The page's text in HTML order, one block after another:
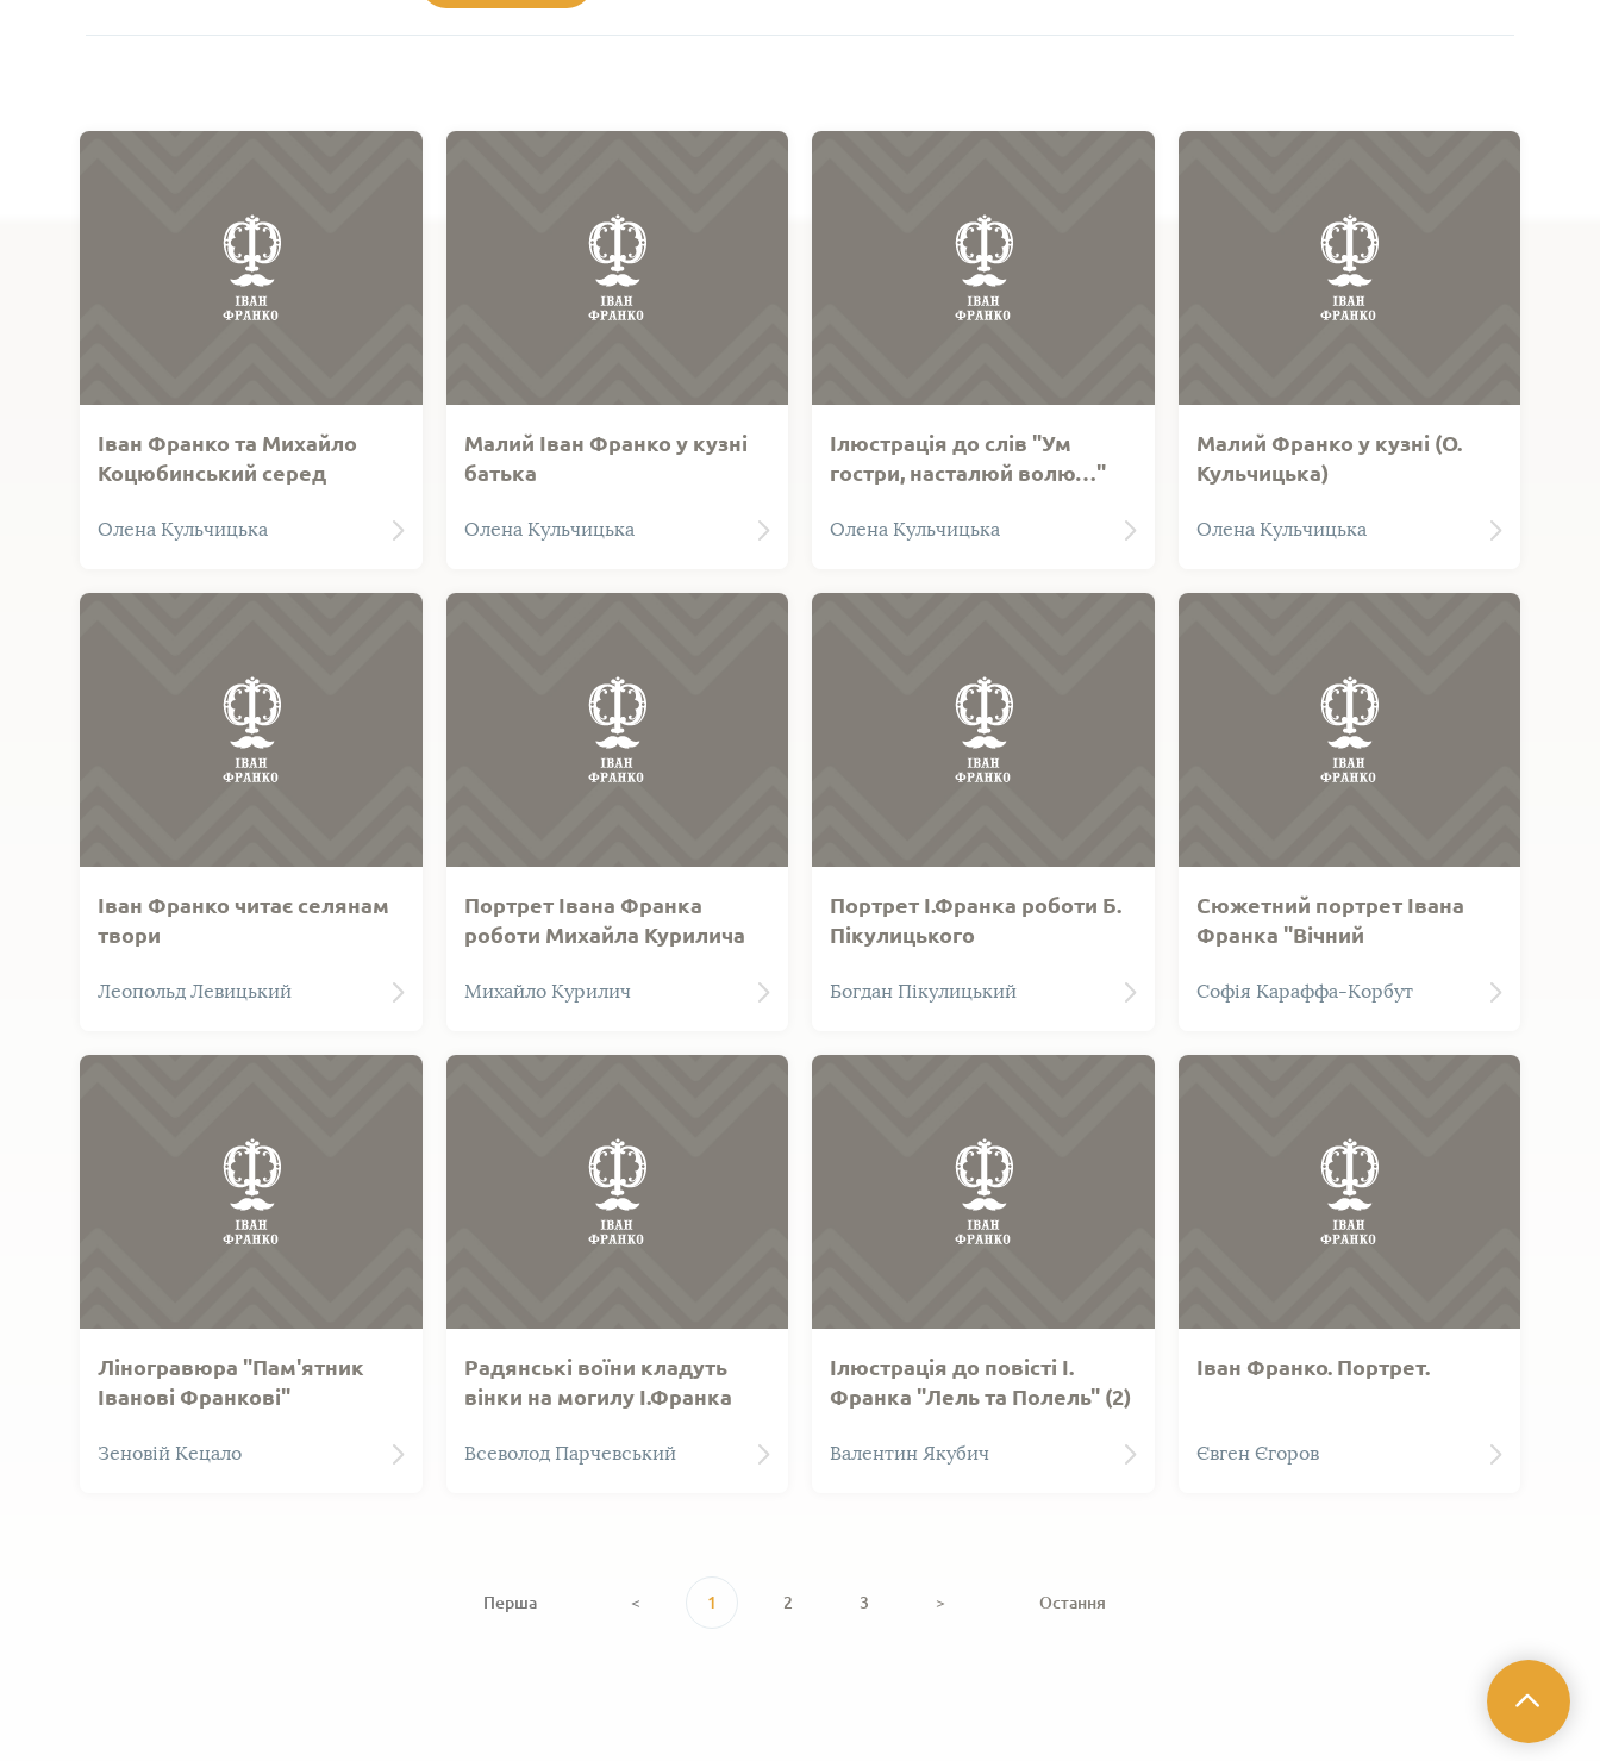
Іван Франко та Михайло
Коцюбинський серед
Фотозображення малюнка
Олени Кульчицької, на якому І.
перебувають у товаристві
Олена Кульчицька
Малий Іван Франко у кузні
батька
Фотозображення малюнка
Олени Кульчицької, на якому
хлопця перебуває у кузні батька.
Олена Кульчицька
Ілюстрація до слів "Ум
гостри, насталюй волю…"
Фотозображення ілюстрації
Олени Кульчицької до слів "Ум
текстом вірша (уривок). Техніка
Олена Кульчицька
Малий Франко у кузні (О.
Кульчицька)
Ескіз картини "Малий Франко у
кузні". Техніка виконання - олія.
Олена Кульчицька
Іван Франко читає селянам
твори
Іван Франко читає селянам
твори. Техніка виконання -
Леопольд Левицький
Портрет Івана Франка
роботи Михайла Курилича
Портрет І. Франка. Техніка
виконання - лінорит.
Михайло Курилич
Портрет І.Франка роботи Б.
Пікулицького
Портрет І. Франка роботи Б.
Пікулицького. Офорт, акватина.
Богдан Пікулицький
Сюжетний портрет Івана
Франка "Вічний
Сюжетний портрет Івана Франка
"Вічний революціонер"
Софія Караффа-Корбут
Ліногравюра "Пам'ятник
Іванові Франкові"
Ліногравюра Зеновія Кецала
"Памятник Іванові Франкові".
Зеновій Кецало
Радянські воїни кладуть
вінки на могилу І.Франка
Радянські воїни кладуть вінки на
могилу І.Франка. Автолітографія.
Всеволод Парчевський
Ілюстрація до повісті І.
Франка "Лель та Полель" (2)
Ілюстрація до повісті І. Франка
"Лель та Полель". Автолітографія.
Валентин Якубич
Іван Франко. Портрет.
Іван Франко. Портрет.
Автолітографія.
Євген Єгоров
Перша < 1 2 3 > Остання